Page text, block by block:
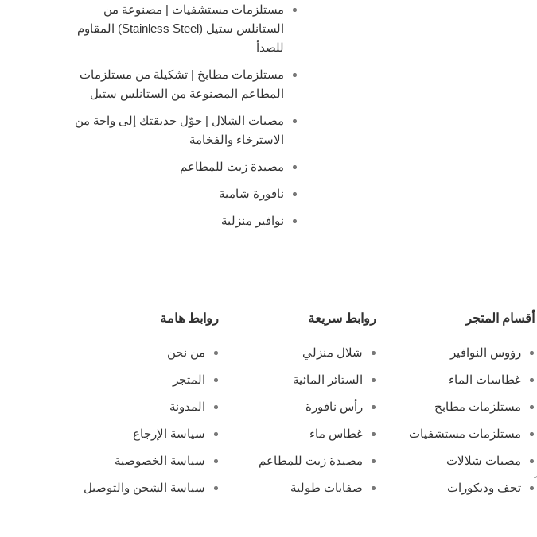
مستلزمات مستشفيات | مصنوعة من
الستانلس ستيل (Stainless Steel) المقاوم
للصدأ
مستلزمات مطابخ | تشكيلة من مستلزمات
المطاعم المصنوعة من الستانلس ستيل
مصبات الشلال | حوّل حديقتك إلى واحة من
الاسترخاء والفخامة
مصيدة زيت للمطاعم
نافورة شامية
نوافير منزلية
أقسام المتجر
رؤوس النوافير
غطاسات الماء
مستلزمات مطابخ
مستلزمات مستشفيات
مصبات شلالات
تحف وديكورات
روابط سريعة
شلال منزلي
الستائر المائية
رأس نافورة
غطاس ماء
مصيدة زيت للمطاعم
صفايات طولية
روابط هامة
من نحن
المتجر
المدونة
سياسة الإرجاع
سياسة الخصوصية
سياسة الشحن والتوصيل